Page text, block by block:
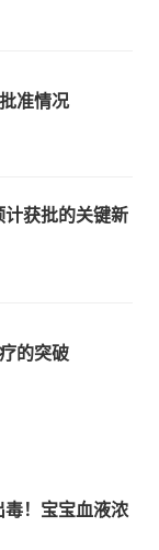
准情况
获批的关键新
的突破
！宝宝血液浓